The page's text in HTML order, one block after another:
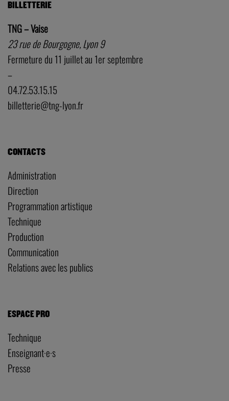
BILLETTERIE
TNG – Vaise
23 rue de Bourgogne, Lyon 9
Fermeture du 11 juillet au 1er septembre
–
04.72.53.15.15
billetterie@tng-lyon.fr
CONTACTS
Administration
Direction
Programmation artistique
Technique
Production
Communication
Relations avec les publics
ESPACE PRO
Technique
Enseignant·e·s
Presse